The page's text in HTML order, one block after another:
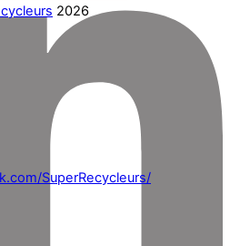
2026
SuperRecycleurs/